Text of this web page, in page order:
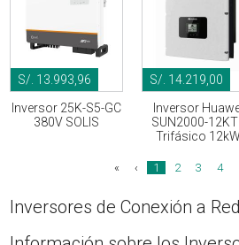
S/. 13.993,96
Inversor 25K-S5-GC
380V SOLIS
S/. 14.219,00
Inversor
SUN2000-
Trifásico 12kW
« ‹ 1 2 3 4
Inversores de Conexión a Red